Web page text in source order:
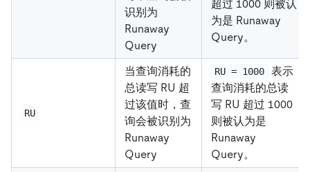
识别为
Runaway
Query
超过 1000 则被认
为是 Runaway
Query。
RU
当查询消耗的
总读写 RU 超
过该值时，查
询会被识别为
Runaway
Query
RU = 1000
表示
查询消耗的总读
写 RU 超过 1000
则被认为是
Runaway
Query。